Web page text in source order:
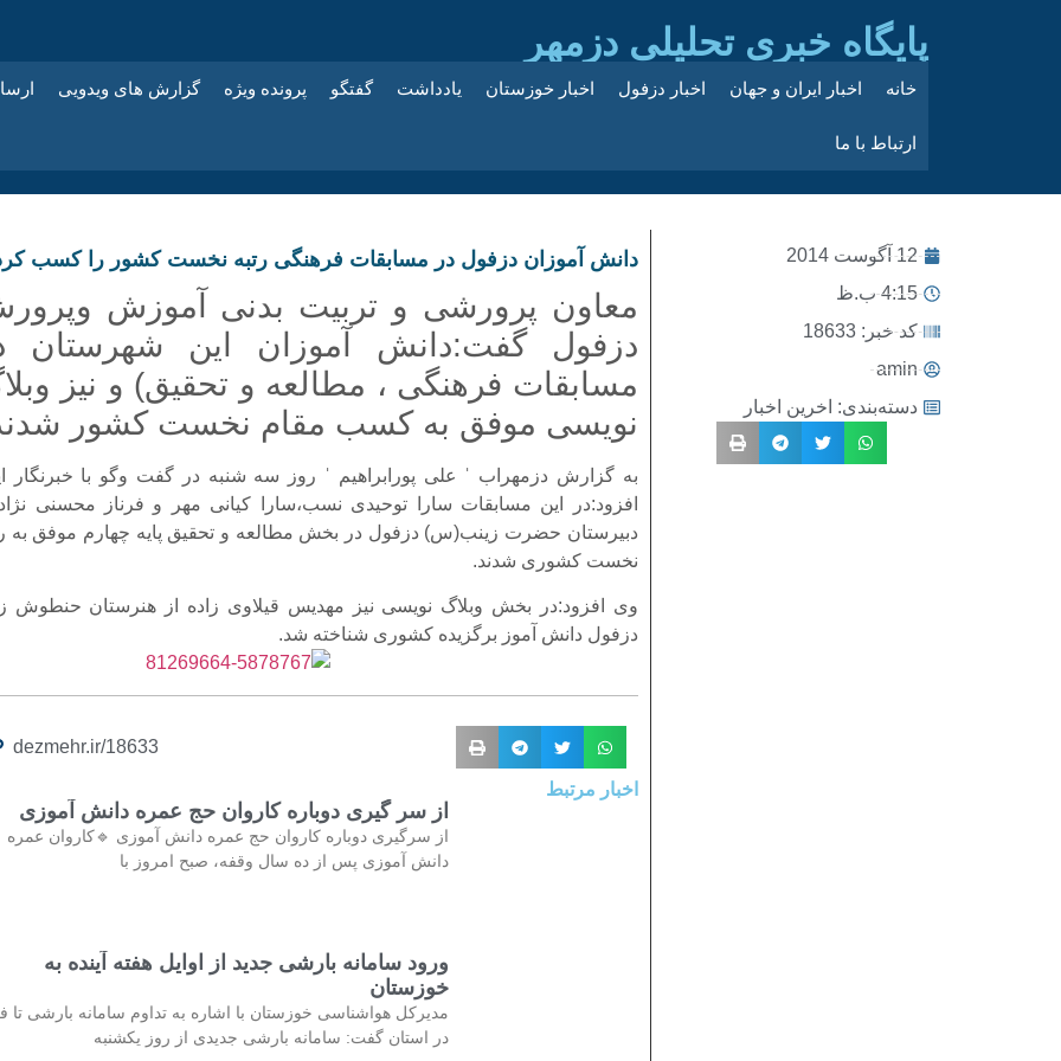
پایگاه خبری تحلیلی دزمهر
خانه اخبار ایران و جهان اخبار دزفول اخبار خوزستان یادداشت گفتگو پرونده ویژه گزارش های ویدویی
ارتباط با ما
12 آگوست 2014
4:15 ب.ظ
کد خبر: 18633
amin
دسته‌بندی: اخرین اخبار
دانش آموزان دزفول در مسابقات فرهنگی رتبه نخست کشور را کسب
معاون پرورشی و تربیت بدنی آموزش
دزفول گفت:دانش آموزان این شهرستان
مسابقات فرهنگی ، مطالعه و تحقیق) و نیز
نویسی موفق به کسب مقام نخست کشور
به گزارش دزمهراب ˈ علی پورابراهیم ˈ روز سه شنبه در گفت وگو با خبرنگار
افزود:در این مسابقات سارا توحیدی نسب،سارا کیانی مهر و فرناز محسنی نژاد
دبیرستان حضرت زینب(س) دزفول در بخش مطالعه و تحقیق پایه چهارم موفق به
نخست کشوری شدند.
وی افزود:در بخش وبلاگ نویسی نیز مهدیس قیلاوی زاده از هنرستان حنطوش
دزفول دانش آموز برگزیده کشوری شناخته شد.
dezmehr.ir/18633
اخبار مرتبط
از سر گیری دوباره کاروان حج عمره دانش آموزی
از سرگیری دوباره کاروان حج عمره دانش آموزی 🔹کاروان عمره
دانش آموزی پس از ده سال وقفه، صبح امروز با
ورود سامانه بارشی جدید از اوایل هفته آینده به
خوزستان
مدیرکل هواشناسی خوزستان با اشاره به تداوم سامانه بارشی تا
در استان گفت: سامانه بارشی جدیدی از روز یکشنبه